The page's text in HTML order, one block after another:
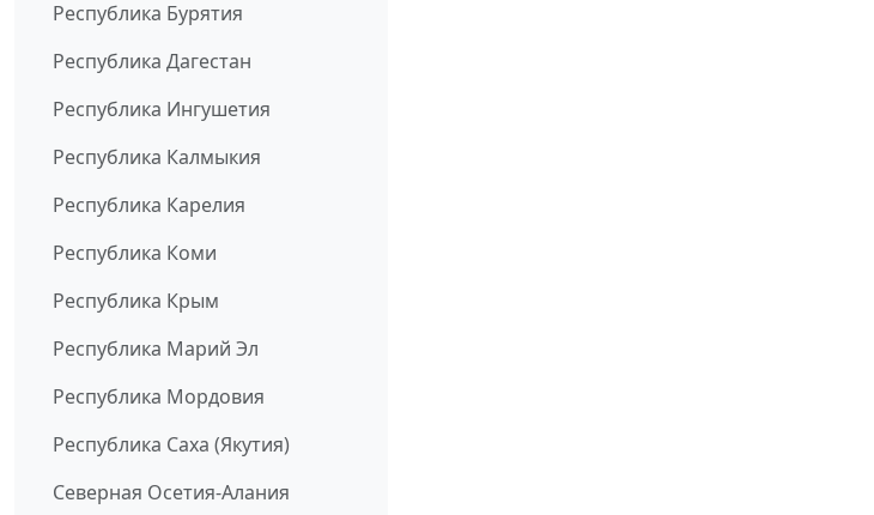
Республика Бурятия
Республика Дагестан
Республика Ингушетия
Республика Калмыкия
Республика Карелия
Республика Коми
Республика Крым
Республика Марий Эл
Республика Мордовия
Республика Саха (Якутия)
Северная Осетия-Алания